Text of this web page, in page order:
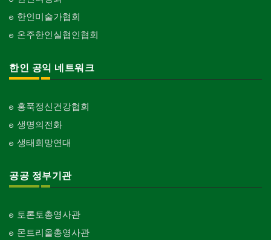
행사/이벤트
Event
인벤토리
인터넷/소프트웨어 개발
교회-장로교회
Church-Presbyterian
Church-United
Church-7th Day Adventist
교회-씨 앤 엠에이
Church-C & MA
Church-Full Gospel
한인미술가협회
온주한인실협인협회
한인 공익 네트워크
홍푹정신건강협회
생명의전화
생태희망연대
공공 정부기관
토론토총영사관
몬트리올총영사관